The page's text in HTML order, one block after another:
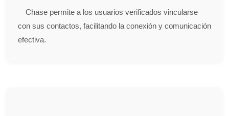
Chase permite a los usuarios verificados vincularse
con sus contactos, facilitando la conexión y comunicación
efectiva.